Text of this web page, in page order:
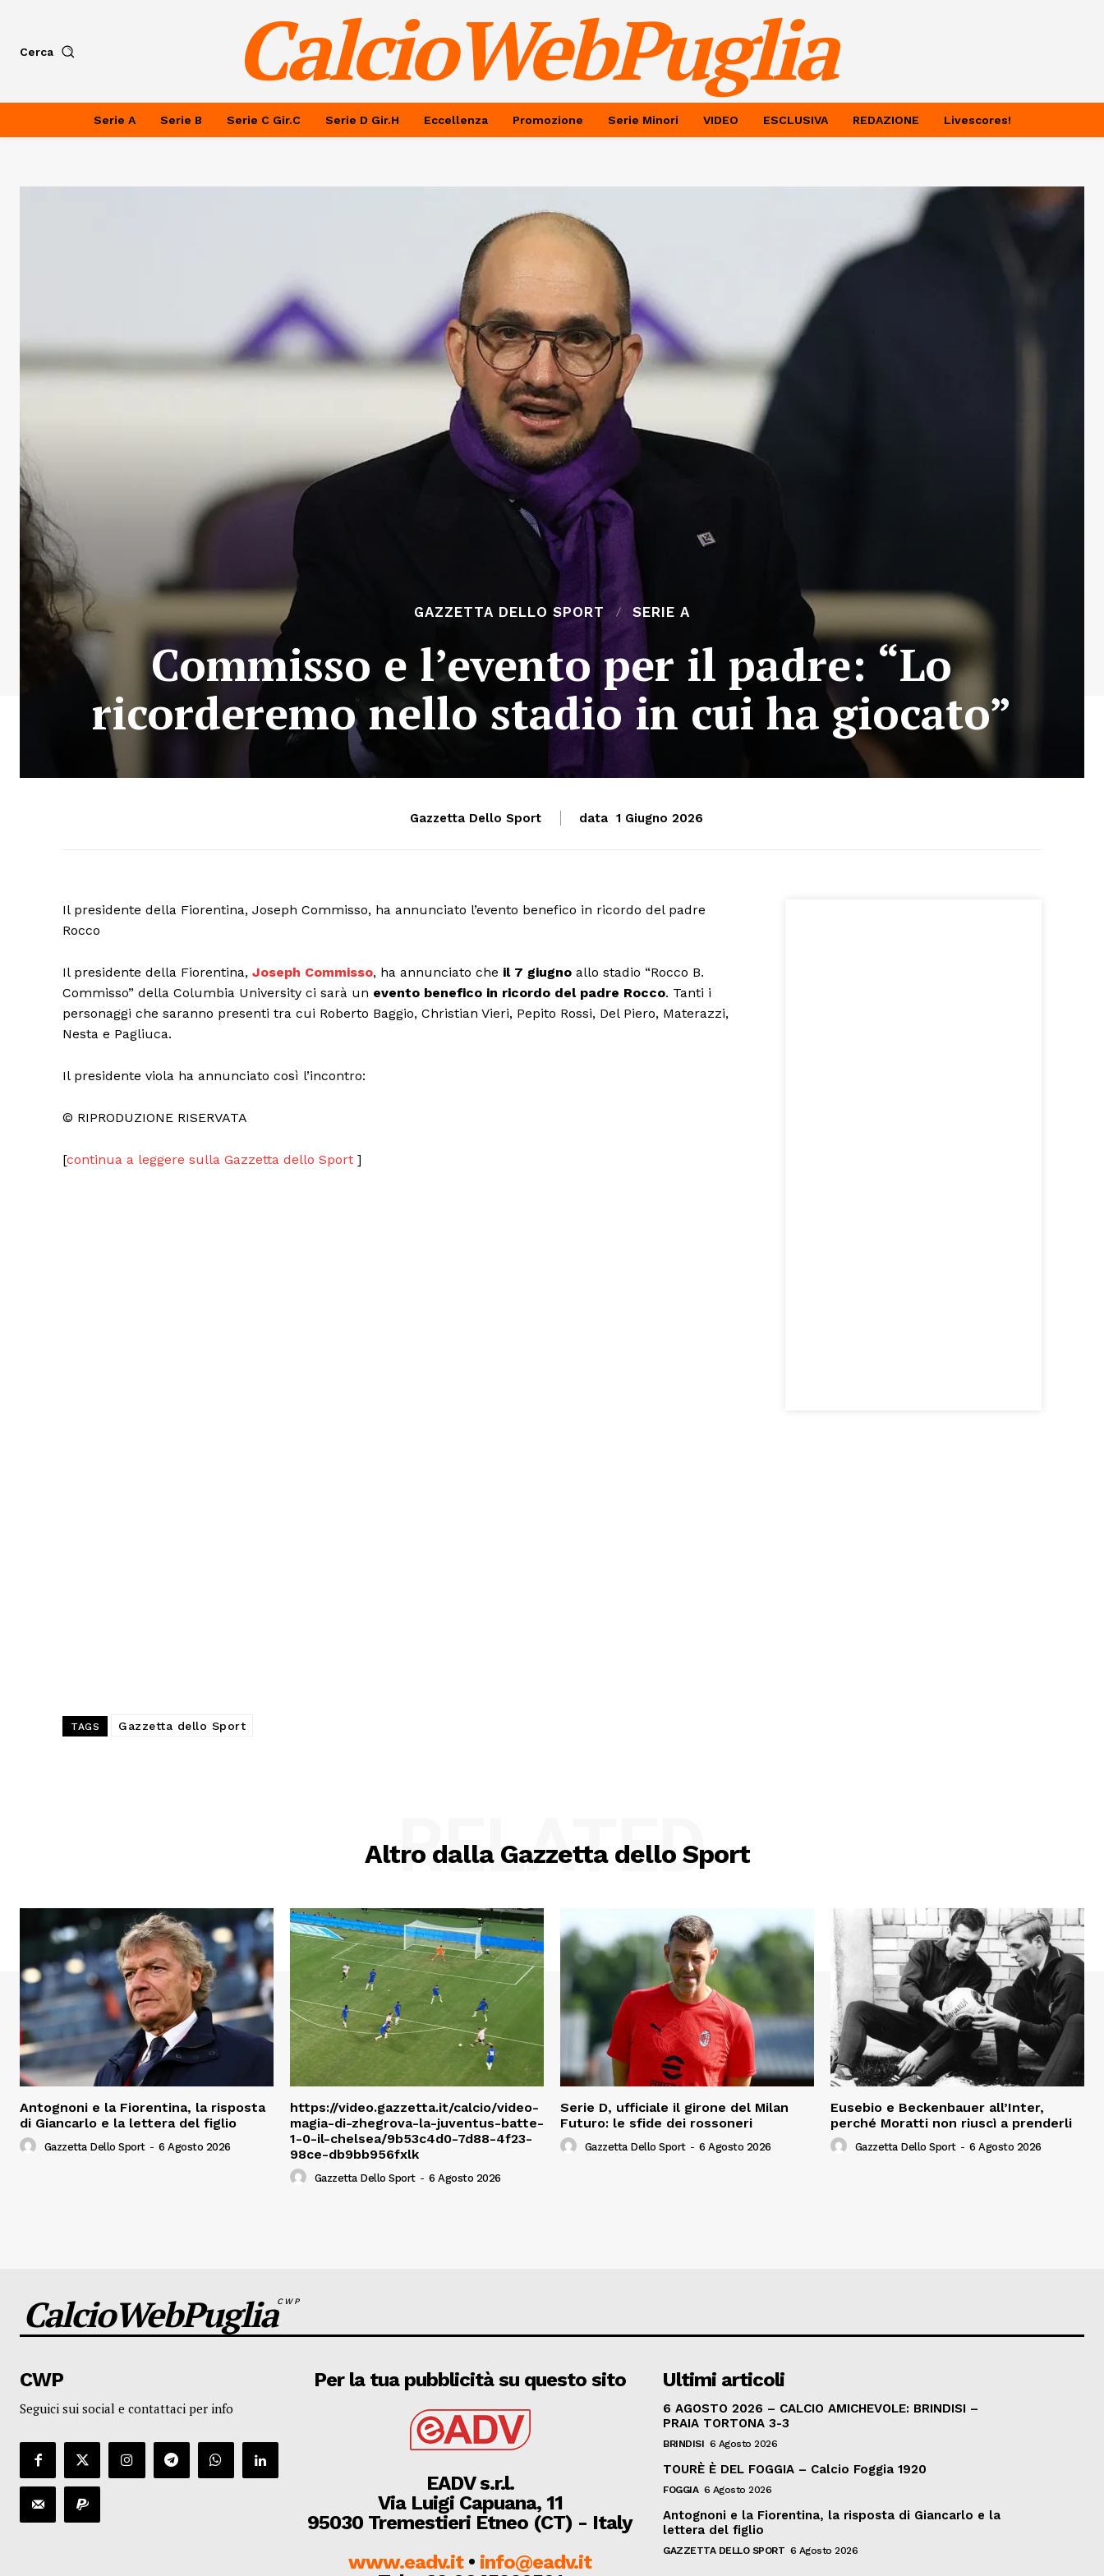
Cerca CalcioWebPuglia
Serie A Serie B Serie C Gir.C Serie D Gir.H Eccellenza Promozione Serie Minori VIDEO ESCLUSIVA REDAZIONE Livescores!
GAZZETTA DELLO SPORT SERIE A
Commisso e l’evento per il padre: “Lo
ricorderemo nello stadio in cui ha giocato”
Gazzetta Dello Sport data 1 Giugno 2026
Il presidente della Fiorentina, Joseph Commisso, ha annunciato l’evento benefico in ricordo del padre
Rocco
Il presidente della Fiorentina, Joseph Commisso, ha annunciato che il 7 giugno allo stadio “Rocco B.
Commisso” della Columbia University ci sarà un evento benefico in ricordo del padre Rocco. Tanti i
personaggi che saranno presenti tra cui Roberto Baggio, Christian Vieri, Pepito Rossi, Del Piero, Materazzi,
Nesta e Pagliuca.
Il presidente viola ha annunciato così l’incontro:
© RIPRODUZIONE RISERVATA
[continua a leggere sulla Gazzetta dello Sport ]
TAGS Gazzetta dello Sport
Altro dalla Gazzetta dello Sport
RELATED
Antognoni e la Fiorentina, la risposta
di Giancarlo e la lettera del figlio
Gazzetta Dello Sport - 6 Agosto 2026
https://video.gazzetta.it/calcio/video-
magia-di-zhegrova-la-juventus-batte-
1-0-il-chelsea/9b53c4d0-7d88-4f23-
98ce-db9bb956fxlk
Gazzetta Dello Sport - 6 Agosto 2026
Serie D, ufficiale il girone del Milan
Futuro: le sfide dei rossoneri
Gazzetta Dello Sport - 6 Agosto 2026
Eusebio e Beckenbauer all’Inter,
perché Moratti non riuscì a prenderli
Gazzetta Dello Sport - 6 Agosto 2026
CalcioWebPugliaCWP
CWP
Seguici sui social e contattaci per info
Per la tua pubblicità su questo sito
EADV s.r.l.
Via Luigi Capuana, 11
95030 Tremestieri Etneo (CT) - Italy
www.eadv.it• info@eadv.it
Ultimi articoli
6 AGOSTO 2026 – CALCIO AMICHEVOLE: BRINDISI –
PRAIA TORTONA 3-3
BRINDISI 6 Agosto 2026
TOURÈ È DEL FOGGIA – Calcio Foggia 1920
FOGGIA 6 Agosto 2026
Antognoni e la Fiorentina, la risposta di Giancarlo e la
lettera del figlio
GAZZETTA DELLO SPORT 6 Agosto 2026